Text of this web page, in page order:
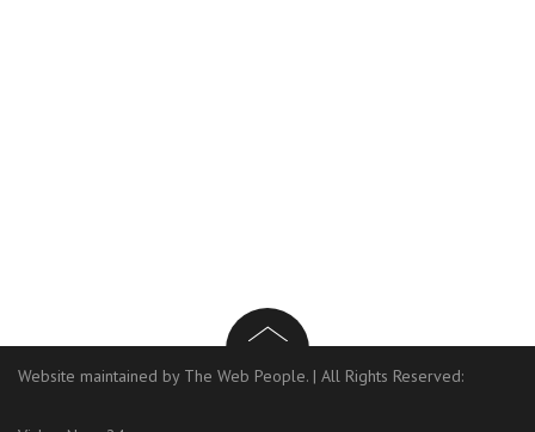
Website maintained by The Web People. | All Rights Reserved: